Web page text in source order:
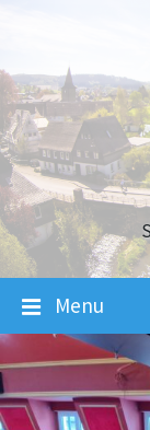
navigation
Menu